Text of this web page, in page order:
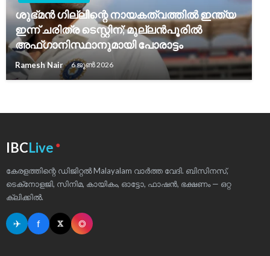
ശുഭ്മൻ ഗില്ലിന്റെ നായകത്വത്തിൽ ഇന്ത്യ
ഇന്ന് ചരിത്ര ടെസ്റ്റിന്; മുല്ലൻപൂരിൽ
അഫ്ഗാനിസ്ഥാനുമായി പോരാട്ടം
Ramesh Nair 6 ജൂൺ 2026
IBCLive ●
കേരളത്തിന്റെ ഡിജിറ്റൽ Malayalam വാർത്ത വേദി. ബിസിനസ്,
ടെക്‌നോളജി, സിനിമ, കായികം, ഓട്ടോ, ഫാഷൻ, ഭക്ഷണം — ഒറ്റ
ക്ലിക്കിൽ.
✈ f 𝕏 ◎